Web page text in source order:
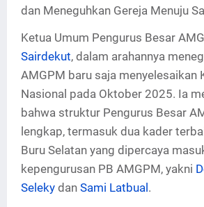
dan Meneguhkan Gereja Menuju
Ketua Umum Pengurus Besar
Sairdekut, dalam arahannya
AMGPM baru saja menyelesaikan
Nasional pada Oktober 2025. Ia
bahwa struktur Pengurus Besar
lengkap, termasuk dua kader
Buru Selatan yang dipercaya
kepengurusan PB AMGPM, yakni
Seleky dan Sami Latbual .